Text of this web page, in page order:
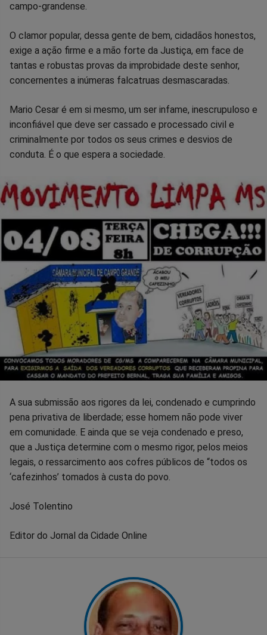
campo-grandense.
O clamor popular, dessa gente de bem, cidadãos honestos,
exige a ação firme e a mão forte da Justiça, em face de
tantas e robustas provas da improbidade deste senhor,
concernentes a inúmeras falcatruas desmascaradas.
Mario Cesar é em si mesmo, um ser infame, inescrupuloso e
inconfiável que deve ser cassado e processado civil e
criminalmente por todos os seus crimes e desvios de
conduta. É o que espera a sociedade.
A sua submissão aos rigores da lei, condenado e cumprindo
pena privativa de liberdade; esse homem não pode viver
em comunidade. E ainda que se veja condenado e preso,
que a Justiça determine com o mesmo rigor, pelos meios
legais, o ressarcimento aos cofres públicos de “todos os
‘cafezinhos’ tomados à custa do povo.
José Tolentino
Editor do Jornal da Cidade Online